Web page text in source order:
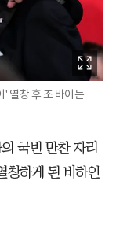
열창 후 조 바이든
국빈 만찬 자리
창하게 된 비하인